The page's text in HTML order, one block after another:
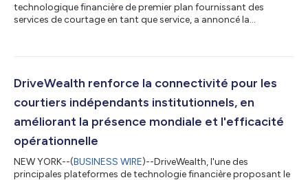
technologique financière de premier plan fournissant des
services de courtage en tant que service, a annoncé la
quitte son poste de directeur général pour occuper un nouveau
rejoint DriveWealth avec plusieurs décennies d’expertise
DriveWealth renforce la connectivité pour les
courtiers indépendants institutionnels, en
améliorant la présence mondiale et l'efficacité
opérationnelle
NEW YORK--(BUSINESS WIRE)--DriveWealth, l'une des
principales plateformes de technologie financière proposant le